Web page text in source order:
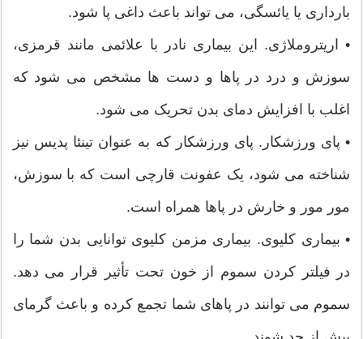
بارداری یا یائسگی، می تواند باعث داغی پا شود.
• اریتروملاژی. این بیماری نادر با علائمی مانند قرمزی،
سوزش و درد در پاها و دست ها مشخص می شود که
اغلب با افزایش دمای بدن تحریک می شود.
• پای ورزشکار. پای ورزشکار که به عنوان تینئا پدیس نیز
شناخته می شود، یک عفونت قارچی است که با سوزش،
مور مور و خارش در پاها همراه است.
• بیماری کلیوی. بیماری مزمن کلیوی توانایی بدن شما را
در فیلتر کردن سموم از خون تحت تأثیر قرار می دهد.
سموم می توانند در پاهای شما تجمع کرده و باعث گرمای